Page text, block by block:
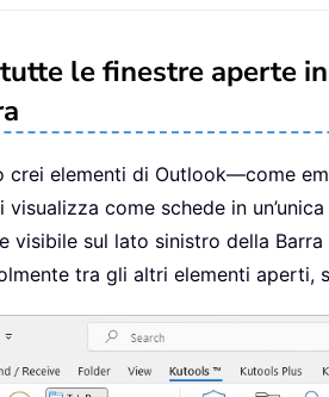
le finestre aperte
crei elementi di Outlook—come
visualizza come schede in
visibile sul lato sinistro della
tra gli altri elementi aperti,